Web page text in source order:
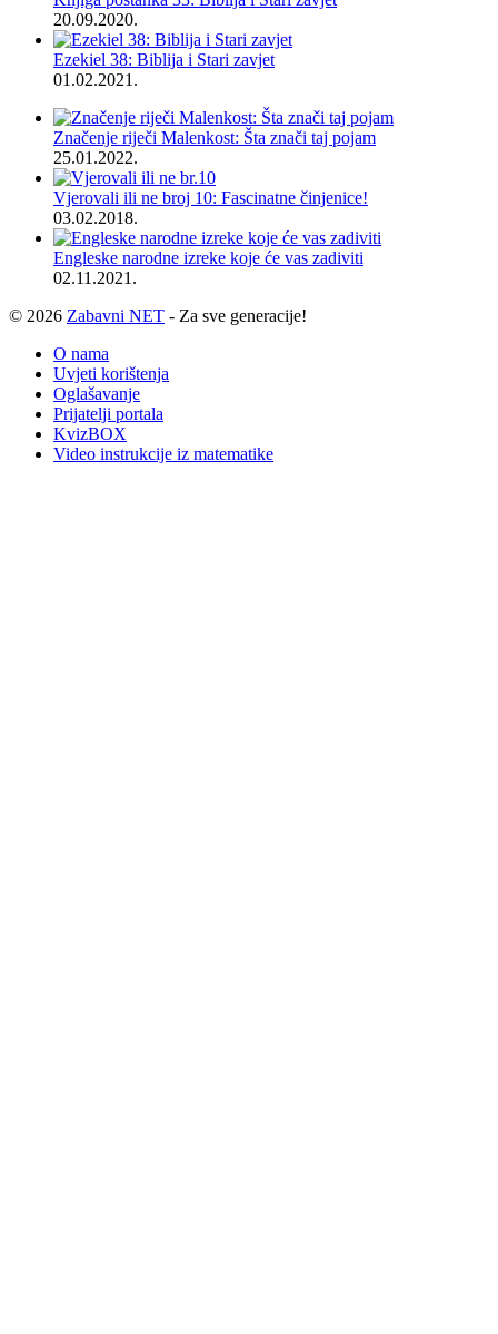
20.09.2020.
Ezekiel 38: Biblija i Stari zavjet
01.02.2021.
Značenje riječi Malenkost: Šta znači taj pojam
25.01.2022.
Vjerovali ili ne broj 10: Fascinatne činjenice!
03.02.2018.
Engleske narodne izreke koje će vas zadiviti
02.11.2021.
© 2026 Zabavni NET - Za sve generacije!
O nama
Uvjeti korištenja
Oglašavanje
Prijatelji portala
KvizBOX
Video instrukcije iz matematike